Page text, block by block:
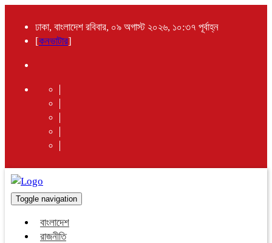
ঢাকা, বাংলাদেশ রবিবার, ০৯ অগাস্ট ২০২৬, ১০:৩৭ পূর্বাহ্ন
[কনভাটার]
Toggle navigation
বাংলাদেশ
রাজনীতি